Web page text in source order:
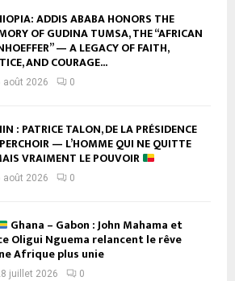
ADDIS ABABA HONORS THE
OF GUDINA TUMSA, THE “AFRICAN
— A LEGACY OF FAITH,
AND COURAGE...
août 2026 0
: PATRICE TALON, DE LA PRÉSIDENCE
— L’HOMME QUI NE QUITTE
VRAIMENT LE POUVOIR
août 2026 0
Ghana – Gabon : John Mahama et
Oligui Nguema relancent le rêve
Afrique plus unie
juillet 2026 0